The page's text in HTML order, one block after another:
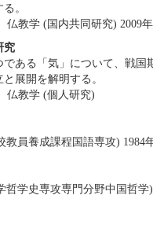
。
教学 (国内共同研究) 2009
究
ある「気」について、戦
展開を解明する。
仏教学 (個人研究)
員養成課程国語専攻) 1984
哲学史専攻専門分野中国哲学